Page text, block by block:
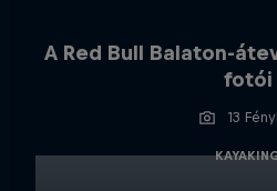
A Red Bull Balaton-
fotói
13